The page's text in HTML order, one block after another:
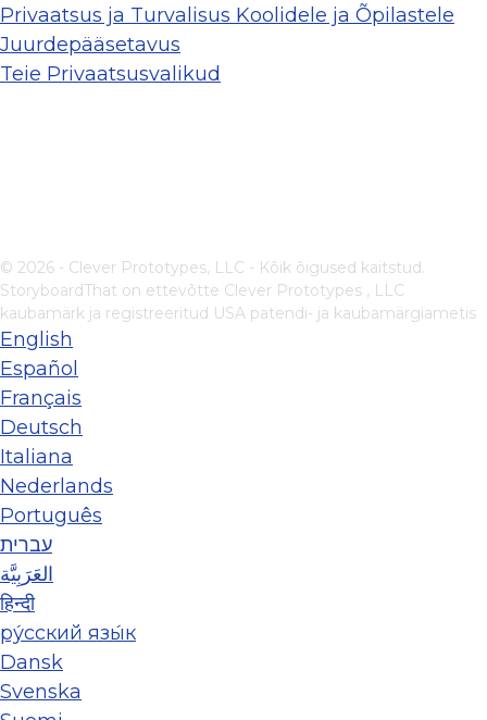
Privaatsus ja Turvalisus Koolidele ja Õpilastele
Juurdepääsetavus
Teie Privaatsusvalikud
© 2026 - Clever Prototypes, LLC - Kõik õigused kaitstud.
StoryboardThat on ettevõtte Clever Prototypes , LLC
kaubamärk ja registreeritud USA patendi- ja kaubamärgiametis
English
Español
Français
Deutsch
Italiana
Nederlands
Português
עברית
العَرَبِيَّة
हिन्दी
ру́сский язы́к
Dansk
Svenska